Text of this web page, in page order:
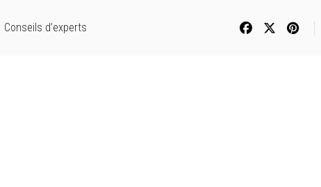
Conseils d’experts